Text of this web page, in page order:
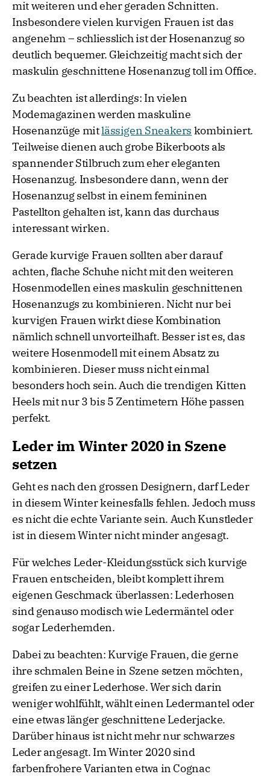
mit weiteren und eher geraden Schnitten.
Insbesondere vielen kurvigen Frauen ist das
angenehm – schliesslich ist der Hosenanzug so
deutlich bequemer. Gleichzeitig macht sich der
maskulin geschnittene Hosenanzug toll im Office.
Zu beachten ist allerdings: In vielen
Modemagazinen werden maskuline
Hosenanzüge mitlässigen Sneakers kombiniert.
Teilweise dienen auch grobe Bikerboots als
spannender Stilbruch zum eher eleganten
Hosenanzug. Insbesondere dann, wenn der
Hosenanzug selbst in einem femininen
Pastellton gehalten ist, kann das durchaus
interessant wirken.
Gerade kurvige Frauen sollten aber darauf
achten, flache Schuhe nicht mit den weiteren
Hosenmodellen eines maskulin geschnittenen
Hosenanzugs zu kombinieren. Nicht nur bei
kurvigen Frauen wirkt diese Kombination
nämlich schnell unvorteilhaft. Besser ist es, das
weitere Hosenmodell mit einem Absatz zu
kombinieren. Dieser muss nicht einmal
besonders hoch sein. Auch die trendigen Kitten
Heels mit nur 3 bis 5 Zentimetern Höhe passen
perfekt.
Leder im Winter 2020 in Szene
setzen
Geht es nach den grossen Designern, darf Leder
in diesem Winter keinesfalls fehlen. Jedoch muss
es nicht die echte Variante sein. Auch Kunstleder
ist in diesem Winter nicht minder angesagt.
Für welches Leder-Kleidungsstück sich kurvige
Frauen entscheiden, bleibt komplett ihrem
eigenen Geschmack überlassen: Lederhosen
sind genauso modisch wie Ledermäntel oder
sogar Lederhemden.
Dabei zu beachten: Kurvige Frauen, die gerne
ihre schmalen Beine in Szene setzen möchten,
greifen zu einer Lederhose. Wer sich darin
weniger wohlfühlt, wählt einen Ledermantel oder
eine etwas länger geschnittene Lederjacke.
Darüber hinaus ist nicht mehr nur schwarzes
Leder angesagt. Im Winter 2020 sind
farbenfrohere Varianten etwa in Cognac